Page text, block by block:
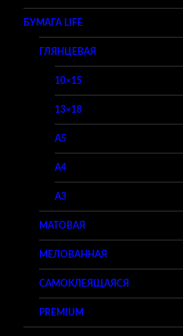
БУМАГА LIFE
ГЛЯНЦЕВАЯ
10×15
13×18
A5
A4
A3
МАТОВАЯ
МЕЛОВАННАЯ
САМОКЛЕЯЩАЯСЯ
PREMIUM